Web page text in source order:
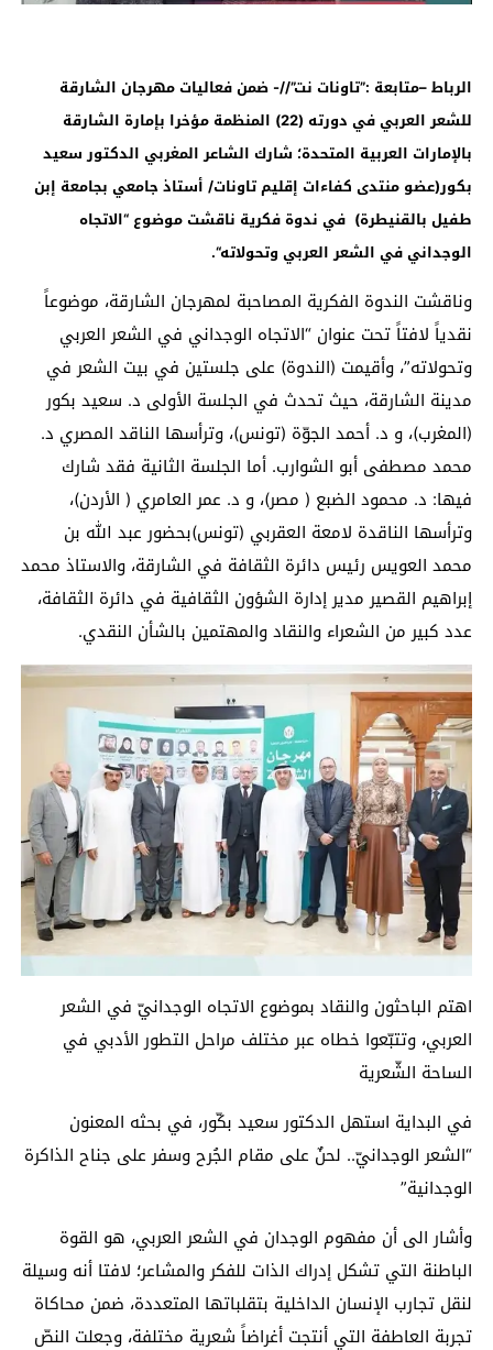
الرباط –متابعة :”تاونات نت”//- ضمن فعاليات مهرجان الشارقة
للشعر العربي في دورته (22) المنظمة مؤخرا بإمارة الشارقة
بالإمارات العربية المتحدة؛ شارك الشاعر المغربي الدكتور سعيد
بكور(عضو منتدى كفاءات إقليم تاونات/ أستاذ جامعي بجامعة إبن
طفيل بالقنيطرة) في ندوة فكرية ناقشت موضوع “الاتجاه
الوجداني في الشعر العربي وتحولاته“
.
وناقشت الندوة الفكرية المصاحبة لمهرجان الشارقة، موضوعاً
نقدياً لافتاً تحت عنوان “الاتجاه الوجداني في الشعر العربي
وتحولاته”، وأقيمت (الندوة) على جلستين في بيت الشعر في
مدينة الشارقة، حيث تحدث في الجلسة الأولى د. سعيد بكور
(المغرب)، و د. أحمد الجوّة (تونس)، وترأسها الناقد المصري د.
محمد مصطفى أبو الشوارب. أما الجلسة الثانية فقد شارك
فيها: د. محمود الضبع ( مصر)، و د. عمر العامري ( الأردن)،
وترأسها الناقدة لامعة العقربي (تونس)بحضور عبد الله بن
محمد العويس رئيس دائرة الثقافة في الشارقة، والاستاذ محمد
إبراهيم القصير مدير إدارة الشؤون الثقافية في دائرة الثقافة،
عدد كبير من الشعراء والنقاد والمهتمين بالشأن النقدي.
اهتم الباحثون والنقاد بموضوع الاتجاه الوجدانيّ في الشعر
العربي، وتتبّعوا خطاه عبر مختلف مراحل التطور الأدبي في
الساحة الشّعرية
في البداية استهل الدكتور سعيد بكّور، في بحثه المعنون
“الشعر الوجدانيّ.. لحنٌ على مقام الجُرح وسفر على جناح الذاكرة
الوجدانية”
وأشار الى أن مفهوم الوجدان في الشعر العربي، هو القوة
الباطنة التي تشكل إدراك الذات للفكر والمشاعر؛ لافتا أنه وسيلة
لنقل تجارب الإنسان الداخلية بتقلباتها المتعددة، ضمن محاكاة
تجربة العاطفة التي أنتجت أغراضاً شعرية مختلفة، وجعلت النصّ